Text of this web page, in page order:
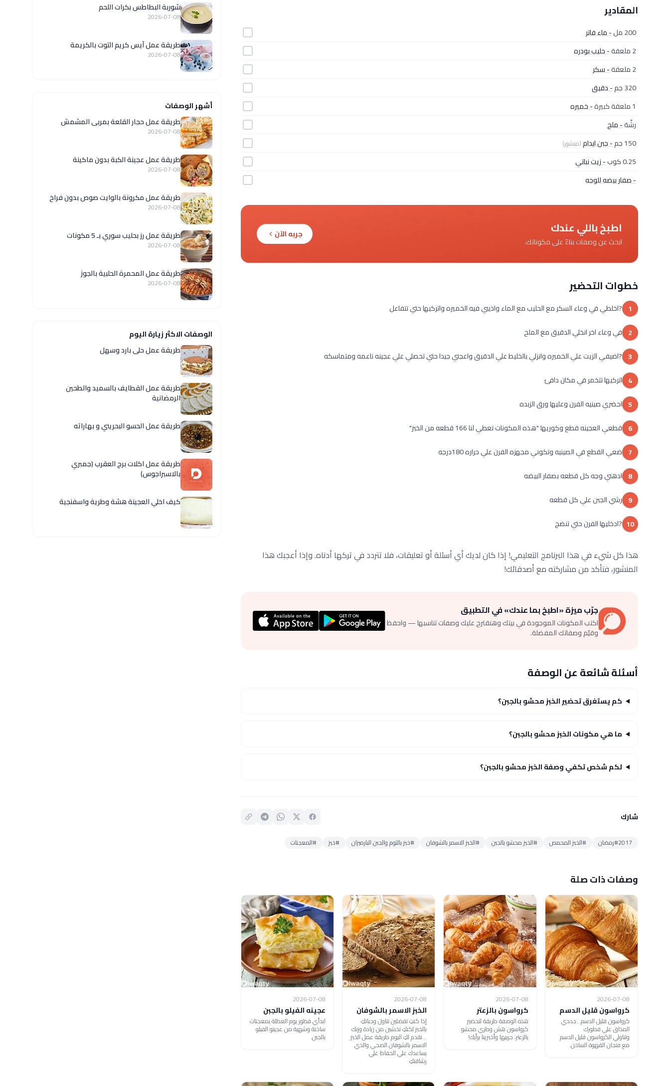
المقادير
200 مل
- ماء فاتر
2 ملعقة
- حليب بودره
2 ملعقة
- سكر
320 جم
- دقيق
1 ملعقة كبيرة
- خميره
رشّة- ملح
150 جم
- جبن ايدام(مبشور)
0.25 كوب
- زيت نباتي
- صفار بيضه للوجه
اطبخ باللي عندك
ابحث عن وصفات بناءً على مكوناتك.
جربه الآن
خطوات التحضير
1 ?اخلطي في وعاء السكر مع الحليب مع الماء واذيبي فيه الخميره واتركيها حتي تتفاعل
2 في وعاء اخر انخلي الدقيق مع الملح
3 ?اضيفي الزيت علي الخميره وانزلي بالخليط علي الدقيق واعجني جيدا حتي تحصلي علي عجينه ناعمه ومتماسكه
4 اتركيها تتخمر في مكان دافئ
5 احضري صينيه الفرن وعليها ورق الزبده
6 قطعي العجينه قطع وكوريها "هذه المكونات تعطي لنا 166 قطعه من الخبز"
7 ضعي القطع في الصينيه وتكوني مجهزه الفرن علي حراره 180درجه
8 ادهني وجه كل قطعه بصفار البيضه
9 رشي الجبن علي كل قطعه
10 ?ادخليها الفرن حتي تنضج
هذا كل شيء في هذا البرنامج التعليمي! إذا كان لديك أي أسئلة أو تعليقات، فلا تتردد في تركها أدناه. وإذا أعجبك هذا
المنشور، فتأكد من مشاركته مع أصدقائك!
جرّب ميزة «اطبخ بما عندك» في التطبيق
اكتب المكونات الموجودة في بيتك وهنقترح عليك وصفات تناسبها — واحفظ
وقيّم وصفاتك المفضلة.
أسئلة شائعة عن الوصفة
كم يستغرق تحضير الخبز محشو بالجبن؟
ما هي مكونات الخبز محشو بالجبن؟
لكم شخص تكفي وصفة الخبز محشو بالجبن؟
شارك
#2017رمضان #الخبز المحمص #الخبز محشو بالجبن #الخبز الاسمر بالشوفان #خبز بالثوم والجبن البارميزان #خبز #المعجنات
وصفات ذات صلة
2026-07-08
كرواسون قليل الدسم
كرواسون قليل الدسم...جددي
المذاق علي فطورك
وتناولي الكرواسون قليل الدسم
مع فنجان القهوة الساخن.
2026-07-08
كرواسون بالزعتر
هذه الوصفة طريقة لتحضير
كرواسون هش وطري محشو
بالزعتر، جربيها وأخبرينا برأيك!
2026-07-08
الخبز الاسمر بالشوفان
إذا كنتِ تفضلين تناول وجباتكِ
بالخبز لكنكِ تخشين من زيادة وزنك
...نقدم لكِ اليوم طريقة عمل الخبز
الاسمر بالشوفان الصحي والذي
يساعدك علي الحفاظ علي
رشاقتكِ
2026-07-08
عجينه الفيلو بالجبن
ابدأي فطور يوم العطلة بمعجنات
ساخنة وشهية من عجينو الفيلو
بالجبن.
شوربة البطاطس بكرات اللحم
2026-07-08
طريقة عمل آيس كريم التوت بالكريمة
2026-07-08
أشهر الوصفات
طريقة عمل حجار القلعة بمربى المشمش
2026-07-08
طريقة عمل عجينة الكبة بدون ماكينة
2026-07-08
طريقة عمل مكرونة بالوايت صوص بدون فراخ
2026-07-08
طريقة عمل رز بحليب سوري بـ 5 مكونات
2026-07-08
طريقة عمل المحمرة الحلبية بالجوز
2026-07-08
الوصفات الاكثر زيارة اليوم
طريقة عمل حلى بارد وسهل
طريقة عمل القطايف بالسميد والطحين
الرمضانية
طريقة عمل الحسو البحريني و بهاراته
طريقة عمل اكلات برج العقرب (جمبري
بالاسبراجوس)
كيف اخلي العجينة هشة وطرية واسفنجية